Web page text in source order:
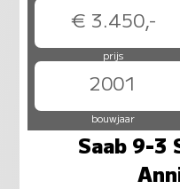
€ 3.450,-
prijs
2001
bouwjaar
Saab 9-3